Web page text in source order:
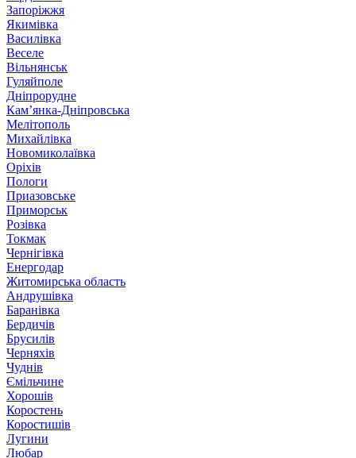
Запоріжжя
Якимівка
Василівка
Веселе
Вільнянськ
Гуляйполе
Дніпрорудне
Кам’янка-Дніпровська
Мелітополь
Михайлівка
Новомиколаївка
Оріхів
Пологи
Приазовське
Приморськ
Розівка
Токмак
Чернігівка
Енергодар
Житомирська область
Андрушівка
Баранівка
Бердичів
Брусилів
Черняхів
Чуднів
Ємільчине
Хорошів
Коростень
Коростишів
Лугини
Любар